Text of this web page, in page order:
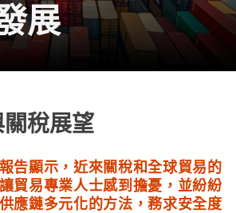
展
稅展望
告顯示，近來關稅和全球貿易的
貿易專業人士感到擔憂，並紛紛
應鏈多元化的方法，務求安全度